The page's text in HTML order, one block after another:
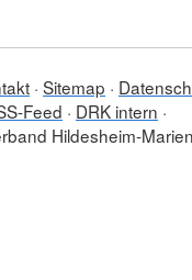
Sitemap
Feed
DRK intern
Hildesheim-